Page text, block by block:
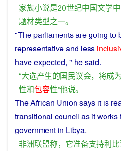
家族小说是20世纪中国文学中
题材类型之一。
"Theparliamentsaregoing to
representativeand less
haveexpected, " hesaid.
“大选产生的国民议会， 将成为
性和包容性”他说。
TheAfrican Union says it is
transitional council as itworks
government in Libya.
非洲联盟称， 它准备支持利